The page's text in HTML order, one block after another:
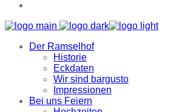
Der Ramselhof
Historie
Eckdaten
Wir sind bargusto
Impressionen
Bei uns Feiern